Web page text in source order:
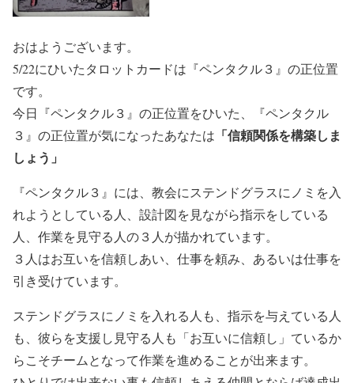
おはようございます。
5/22にひいたタロットカードは『ペンタクル３』の正位置
です。
今日『ペンタクル３』の正位置をひいた、『ペンタクル
３』の正位置が気になったあなたは 「信頼関係を構築しま
しょう」
『ペンタクル３』には、教会にステンドグラスにノミを入
れようとしている人、設計図を見ながら指示をしている
人、作業を見守る人の３人が描かれています。
３人はお互いを信頼しあい、仕事を頼み、あるいは仕事を
引き受けています。
ステンドグラスにノミを入れる人も、指示を与えている人
も、彼らを支援し見守る人も「お互いに信頼し」ているか
らこそチームとなって作業を進めることが出来ます。